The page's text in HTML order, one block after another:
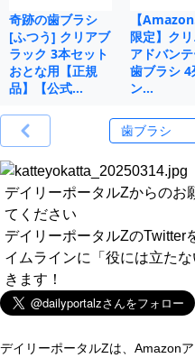
奇跡の歯ブラシ
[ふつう] クリアブ
ラック 3本セット
おとな用【正規
品】【公式…
【
限定】ク
アドバン
歯ブラシ 4
ン…
デイリーポータルZからのお
てください
デイリーポータルZのTwitter
イムラインに「役には立た
きます！
デイリーポータルZは、Amazon